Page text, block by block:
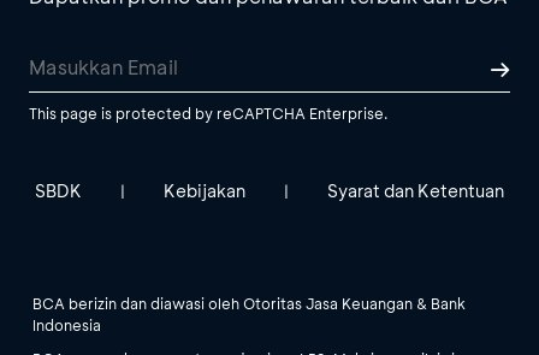
This page is protected by reCAPTCHA Enterprise.
SBDK | Kebijakan | Syarat dan Ketentuan
BCA berizin dan diawasi oleh Otoritas Jasa Keuangan & Bank
Indonesia